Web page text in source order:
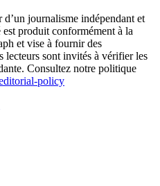
d’un journalisme indépendant et
produit conformément à la
et vise à fournir des
lecteurs sont invités à vérifier les
Consultez notre politique
policy